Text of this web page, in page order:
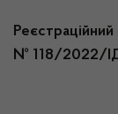
№ 118/2022/